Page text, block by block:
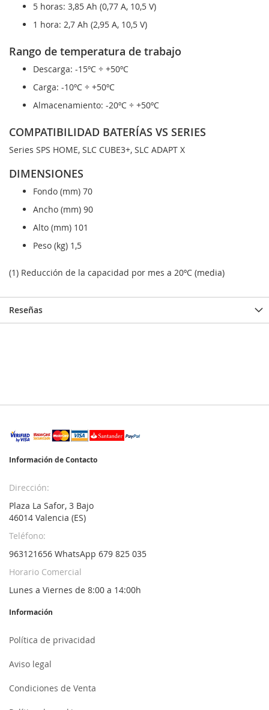
5 horas: 3,85 Ah (0,77 A, 10,5 V)
1 hora: 2,7 Ah (2,95 A, 10,5 V)
Rango de temperatura de trabajo
Descarga: -15ºC ÷ +50ºC
Carga: -10ºC ÷ +50ºC
Almacenamiento: -20ºC ÷ +50ºC
COMPATIBILIDAD BATERÍAS VS SERIES
Series SPS HOME, SLC CUBE3+, SLC ADAPT X
DIMENSIONES
Fondo (mm) 70
Ancho (mm) 90
Alto (mm) 101
Peso (kg) 1,5
(1) Reducción de la capacidad por mes a 20ºC (media)
Reseñas
Información de Contacto
Dirección:
Plaza La Safor, 3 Bajo
46014 Valencia (ES)
Teléfono:
963121656 WhatsApp 679 825 035
Horario Comercial
Lunes a Viernes de 8:00 a 14:00h
Información
Política de privacidad
Aviso legal
Condiciones de Venta